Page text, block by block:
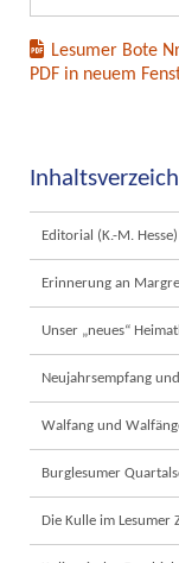
Lesumer Bote
PDF in neuem
Editorial (K.-M. Hesse)
Erinnerung an
Unser „neues“
Neujahrsempfang
Walfang und
Burglesumer
Die Kulle im Lesumer